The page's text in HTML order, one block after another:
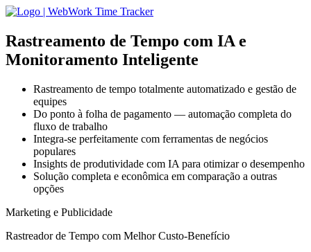
Rastreamento de Tempo com IA e
Monitoramento Inteligente
Rastreamento de tempo totalmente automatizado e gestão de
equipes
Do ponto à folha de pagamento — automação completa do
fluxo de trabalho
Integra-se perfeitamente com ferramentas de negócios
populares
Insights de produtividade com IA para otimizar o desempenho
Solução completa e econômica em comparação a outras
opções
Marketing e Publicidade
Rastreador de Tempo com Melhor Custo-Benefício